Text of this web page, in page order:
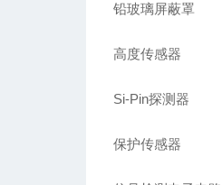
铅玻璃屏蔽罩
高度传感器
Si-Pin探测器
保护传感器